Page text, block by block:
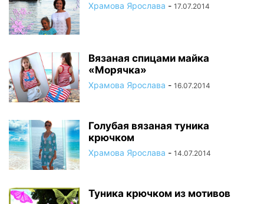
Храмова Ярослава - 17.07.2014
Вязаная спицами майка
«Морячка»
Храмова Ярослава - 16.07.2014
Голубая вязаная туника
крючком
Храмова Ярослава - 14.07.2014
Туника крючком из мотивов